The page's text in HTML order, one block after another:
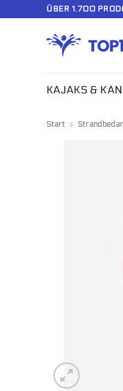
ÜBER 1.700
KAJAKS &
Start »